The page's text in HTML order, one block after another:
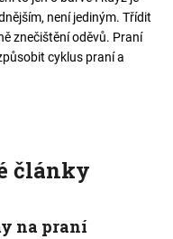
není jediným. Třídit
znečištění oděvů. Praní
cyklus praní a
články
na praní